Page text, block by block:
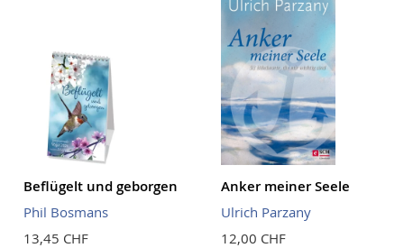
Beflügelt und geborgen
Phil Bosmans
13,45 CHF
Anker meiner Seele
Ulrich Parzany
12,00 CHF